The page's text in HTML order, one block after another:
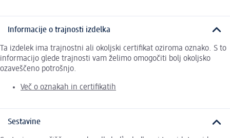
Informacije o trajnosti izdelka
Ta izdelek ima trajnostni ali okoljski certifikat oziroma oznako. S to
informacijo glede trajnosti vam želimo omogočiti bolj okoljsko
ozaveščeno potrošnjo.
Več o oznakah in certifikatih
Sestavine